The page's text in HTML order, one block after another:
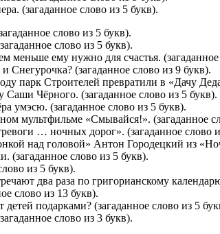
(загаданное слово из 5 букв).
слово из 5 букв).
слово из 5 букв).
меньше ему нужно для счастья. (загаданное
(загаданное слово из 9 букв).
парк Строителей превратили в «Дачу
Чёрного. (загаданное слово из 5 букв).
умэсю. (загаданное слово из 5 букв).
мультфильме «Смывайся!». (загаданное
… ночных дорог». (загаданное слово
над головой» Антон Городецкий из
(загаданное слово из 5 букв).
из 5 букв).
два раза по григорианскому
слово из 13 букв).
подарками? (загаданное слово из 5
слово из 3 букв).